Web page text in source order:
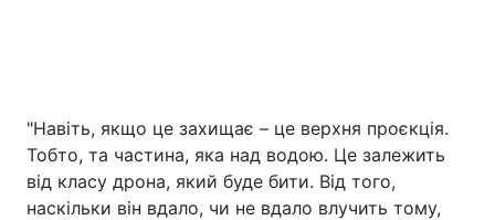
"Навіть, якщо це захищає – це верхня проєкція.
Тобто, та частина, яка над водою. Це залежить
від класу дрона, який буде бити. Від того,
наскільки він вдало, чи не вдало влучить тому,